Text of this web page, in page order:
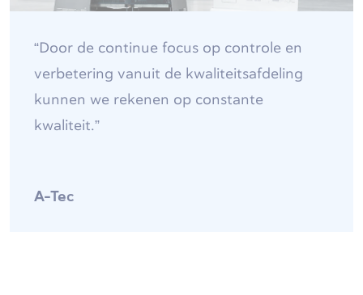
“Door de continue focus op controle en
verbetering vanuit de kwaliteitsafdeling
kunnen we rekenen op constante
kwaliteit.”
A-Tec